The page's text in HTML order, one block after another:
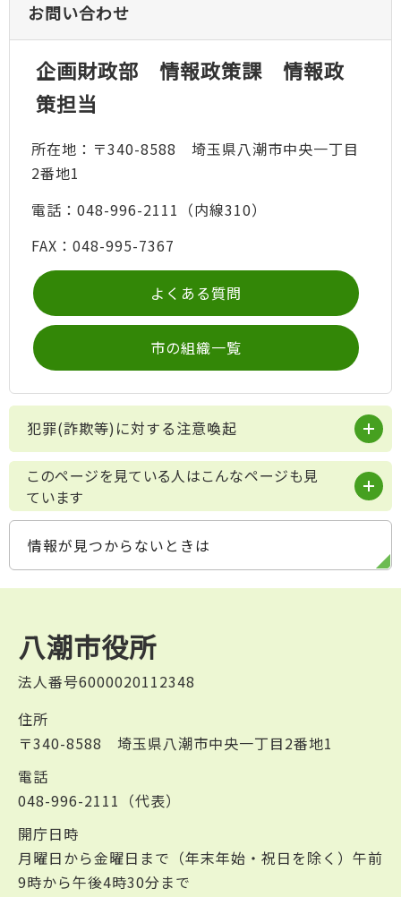
お問い合わせ
企画財政部 情報政策課 情報政
策担当
所在地：〒340-8588 埼玉県八潮市中央一丁目
2番地1
電話：048-996-2111（内線310）
FAX：048-995-7367
よくある質問
市の組織一覧
犯罪(詐欺等)に対する注意喚起
このページを見ている人はこんなページも見
ています
情報が見つからないときは
八潮市役所
法人番号6000020112348
住所
〒340-8588 埼玉県八潮市中央一丁目2番地1
電話
048-996-2111（代表）
開庁日時
月曜日から金曜日まで（年末年始・祝日を除く）午前
9時から午後4時30分まで